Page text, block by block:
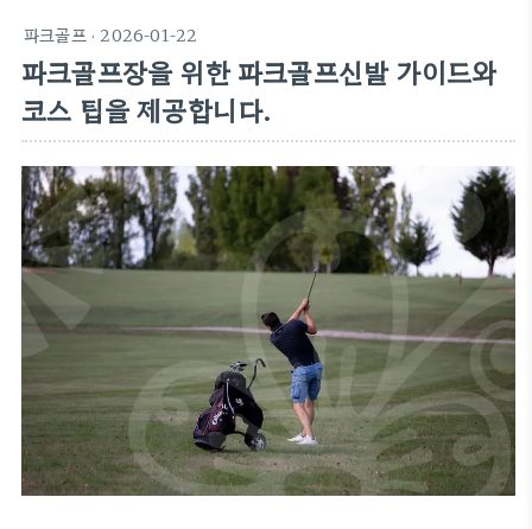
파크골프· 2026-01-22
파크골프장을 위한 파크골프신발 가이드와
코스 팁을 제공합니다.